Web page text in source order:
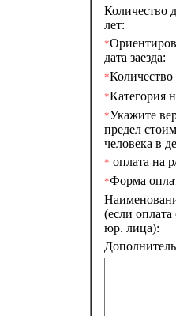
Количество
лет:
*
дата заезда:
*
*Категория
*Укажите
предел
человека в
* оплата на
*Форма
(если
юр. лица):